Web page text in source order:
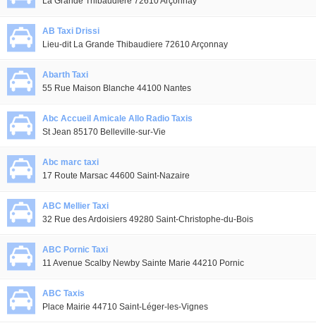
AB Taxi Drissi
Lieu-dit La Grande Thibaudiere 72610 Arçonnay
Abarth Taxi
55 Rue Maison Blanche 44100 Nantes
Abc Accueil Amicale Allo Radio Taxis
St Jean 85170 Belleville-sur-Vie
Abc marc taxi
17 Route Marsac 44600 Saint-Nazaire
ABC Mellier Taxi
32 Rue des Ardoisiers 49280 Saint-Christophe-du-Bois
ABC Pornic Taxi
11 Avenue Scalby Newby Sainte Marie 44210 Pornic
ABC Taxis
Place Mairie 44710 Saint-Léger-les-Vignes